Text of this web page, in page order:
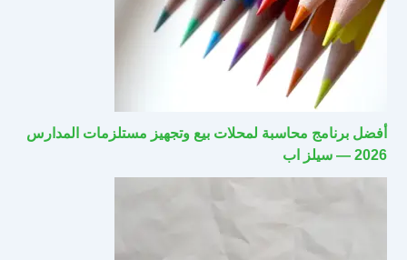
أفضل برنامج محاسبة لمحلات بيع وتجهيز مستلزمات المدارس
2026 — سيلز اب